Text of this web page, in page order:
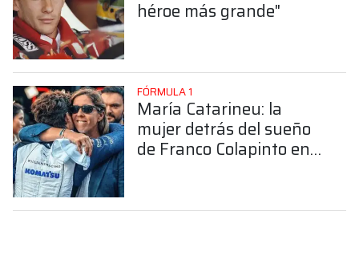
héroe más grande"
FÓRMULA 1
María Catarineu: la
mujer detrás del sueño
de Franco Colapinto en